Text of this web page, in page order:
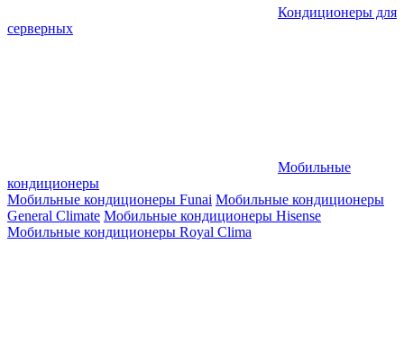
Кондиционеры для
серверных
Мобильные
кондиционеры
Мобильные кондиционеры Funai Мобильные кондиционеры
General Climate Мобильные кондиционеры Hisense
Мобильные кондиционеры Royal Clima